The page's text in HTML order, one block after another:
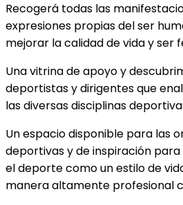
Recogerá todas las
expresiones propias del ser
mejorar la calidad de vida y ser
Una vitrina de apoyo y
deportistas y dirigentes que
las diversas disciplinas
Un espacio disponible para las
deportivas y de inspiración
el deporte como un estilo de
manera altamente profesional